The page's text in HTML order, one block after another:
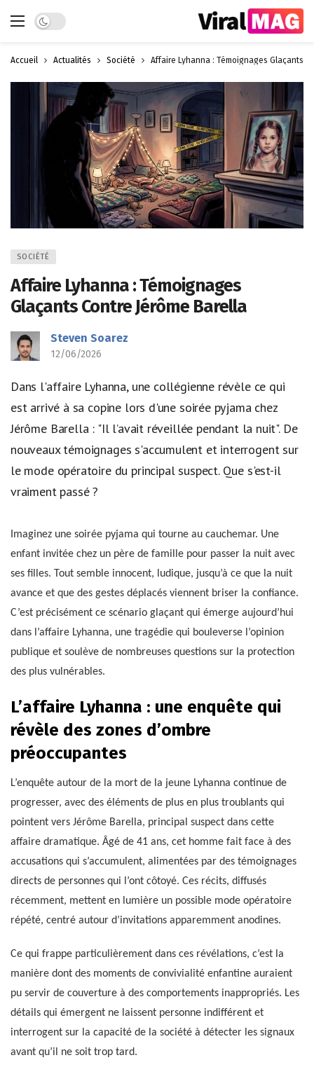
Dark mode
Accueil Actualités Société Affaire Lyhanna : Témoignages Glaçants
SOCIÉTÉ
Affaire Lyhanna : Témoignages
Glaçants Contre Jérôme Barella
Steven Soarez
12/06/2026
Dans l'affaire Lyhanna, une collégienne révèle ce qui
est arrivé à sa copine lors d'une soirée pyjama chez
Jérôme Barella : "Il l’avait réveillée pendant la nuit". De
nouveaux témoignages s'accumulent et interrogent sur
le mode opératoire du principal suspect. Que s'est-il
vraiment passé ?
Imaginez une soirée pyjama qui tourne au cauchemar. Une
enfant invitée chez un père de famille pour passer la nuit avec
ses filles. Tout semble innocent, ludique, jusqu’à ce que la nuit
avance et que des gestes déplacés viennent briser la confiance.
C’est précisément ce scénario glaçant qui émerge aujourd’hui
dans l’affaire Lyhanna, une tragédie qui bouleverse l’opinion
publique et soulève de nombreuses questions sur la protection
des plus vulnérables.
L’affaire Lyhanna : une enquête qui
révèle des zones d’ombre
préoccupantes
L’enquête autour de la mort de la jeune Lyhanna continue de
progresser, avec des éléments de plus en plus troublants qui
pointent vers Jérôme Barella, principal suspect dans cette
affaire dramatique. Âgé de 41 ans, cet homme fait face à des
accusations qui s’accumulent, alimentées par des témoignages
directs de personnes qui l’ont côtoyé. Ces récits, diffusés
récemment, mettent en lumière un possible mode opératoire
répété, centré autour d’invitations apparemment anodines.
Ce qui frappe particulièrement dans ces révélations, c’est la
manière dont des moments de convivialité enfantine auraient
pu servir de couverture à des comportements inappropriés. Les
détails qui émergent ne laissent personne indifférent et
interrogent sur la capacité de la société à détecter les signaux
avant qu’il ne soit trop tard.